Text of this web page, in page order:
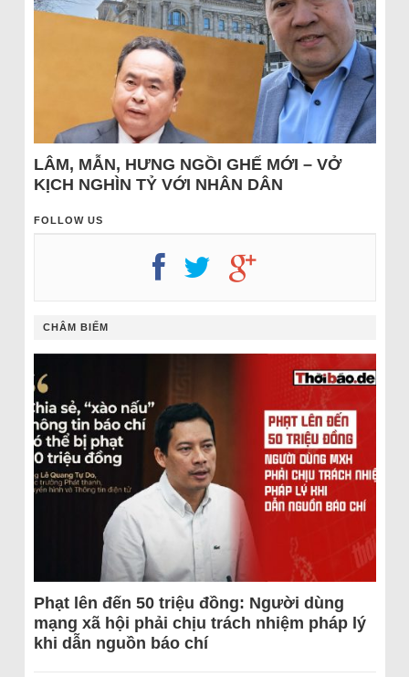
LÂM, MẪN, HƯNG NGỒI GHẾ MỚI – VỞ
KỊCH NGHÌN TỶ VỚI NHÂN DÂN
FOLLOW US
CHÂM BIẾM
Phạt lên đến 50 triệu đồng: Người dùng
mạng xã hội phải chịu trách nhiệm pháp lý
khi dẫn nguồn báo chí